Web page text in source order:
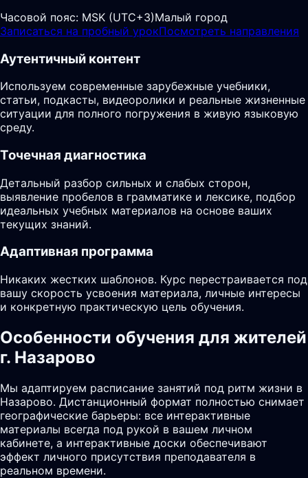
Часовой пояс: MSK (UTC+3)Малый город
Записаться на пробный урокПосмотреть направления
Аутентичный контент
Используем современные зарубежные учебники,
статьи, подкасты, видеоролики и реальные жизненные
ситуации для полного погружения в живую языковую
среду.
Точечная диагностика
Детальный разбор сильных и слабых сторон,
выявление пробелов в грамматике и лексике, подбор
идеальных учебных материалов на основе ваших
текущих знаний.
Адаптивная программа
Никаких жестких шаблонов. Курс перестраивается под
вашу скорость усвоения материала, личные интересы
и конкретную практическую цель обучения.
Особенности обучения для жителей
г. Назарово
Мы адаптируем расписание занятий под ритм жизни в
Назарово. Дистанционный формат полностью снимает
географические барьеры: все интерактивные
материалы всегда под рукой в вашем личном
кабинете, а интерактивные доски обеспечивают
эффект личного присутствия преподавателя в
реальном времени.